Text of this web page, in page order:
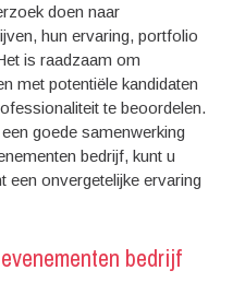
doen naar
hun ervaring, portfolio
is raadzaam om
met potentiële kandidaten
te beoordelen.
goede samenwerking
bedrijf, kunt u
een onvergetelijke ervaring
bedrijf